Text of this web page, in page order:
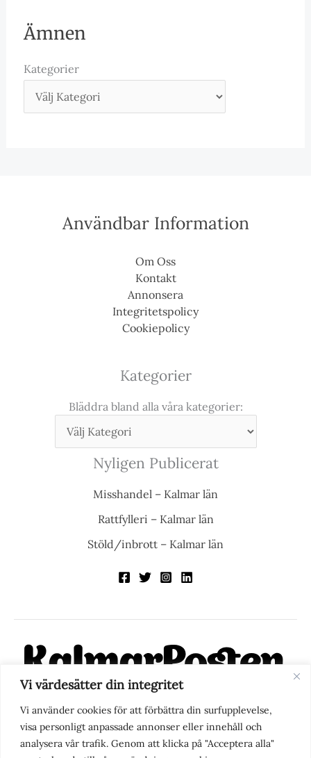
Vi värdesätter din integritet
Vi använder cookies för att förbättra din surfupplevelse,
visa personligt anpassade annonser eller innehåll och
analysera vår trafik. Genom att klicka på "Acceptera alla"
Ämnen
Kategorier
Användbar Information
Om Oss
Kontakt
Annonsera
Integritetspolicy
Cookiepolicy
Kategorier
Bläddra bland alla våra kategorier:
Nyligen Publicerat
Misshandel – Kalmar län
Rattfylleri – Kalmar län
Stöld/inbrott – Kalmar län
KalmarPosten är en modern lokalnyhetstidning på nätet. Med
fokus på Kalmarregionen, men också med blick för det större
perspektivet, vill vi vara din självklara kanal för nyheter,
berättelser och engagemang. KalmarPosten grundades 1988 och